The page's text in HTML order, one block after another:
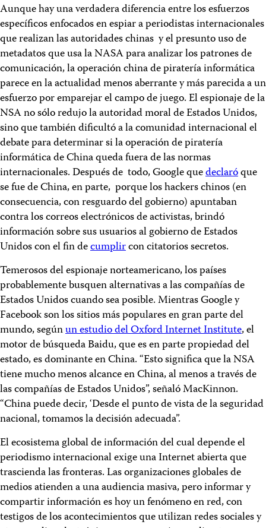
Aunque hay una verdadera diferencia entre los esfuerzos
específicos enfocados en espiar a periodistas internacionales
que realizan las autoridades chinas y el presunto uso de
metadatos que usa la NASA para analizar los patrones de
comunicación, la operación china de piratería informática
parece en la actualidad menos aberrante y más parecida a un
esfuerzo por emparejar el campo de juego. El espionaje de la
NSA no sólo redujo la autoridad moral de Estados Unidos,
sino que también dificultó a la comunidad internacional el
debate para determinar si la operación de piratería
informática de China queda fuera de las normas
internacionales. Después de todo, Google quedeclaróque
se fue de China, en parte, porque los hackers chinos (en
consecuencia, con resguardo del gobierno) apuntaban
contra los correos electrónicos de activistas, brindó
información sobre sus usuarios al gobierno de Estados
Unidos con el fin decumplircon citatorios secretos.
Temerosos del espionaje norteamericano, los países
probablemente busquen alternativas a las compañías de
Estados Unidos cuando sea posible. Mientras Google y
Facebook son los sitios más populares en gran parte del
mundo, segúnun estudio del Oxford Internet Institute, el
motor de búsqueda Baidu, que es en parte propiedad del
estado, es dominante en China. “Esto significa que la NSA
tiene mucho menos alcance en China, al menos a través de
las compañías de Estados Unidos”, señaló MacKinnon.
“China puede decir, ‘Desde el punto de vista de la seguridad
nacional, tomamos la decisión adecuada”.
El ecosistema global de información del cual depende el
periodismo internacional exige una Internet abierta que
trascienda las fronteras. Las organizaciones globales de
medios atienden a una audiencia masiva, pero informar y
compartir información es hoy un fenómeno en red, con
testigos de los acontecimientos que utilizan redes sociales y